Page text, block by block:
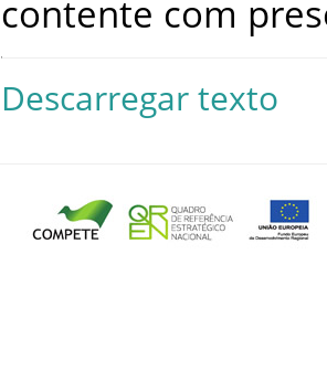
contente com
Descarregar texto